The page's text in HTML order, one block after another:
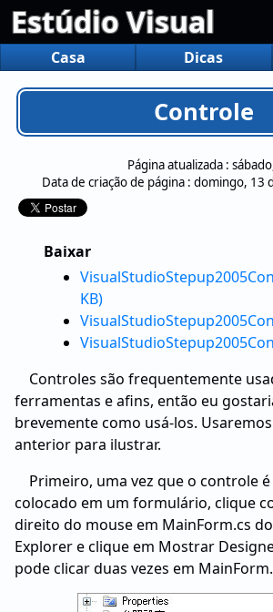
Estúdio Visual
Casa Dicas
Controle
Página atualizada :
Data de criação de página : domingo, 13
Baixar
KB)
Controles são frequentemente
ferramentas e afins, então eu
brevemente como usá-los.
anterior para ilustrar.
Primeiro, uma vez que o controle
colocado em um formulário, clique
direito do mouse em MainForm.cs
Explorer e clique em Mostrar
pode clicar duas vezes em